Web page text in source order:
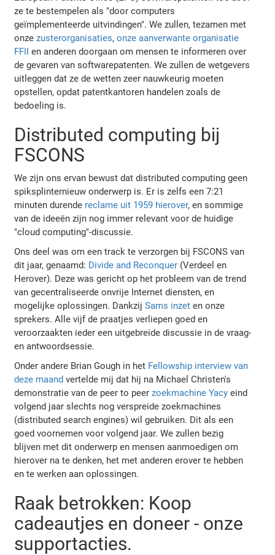
ze te bestempelen als "door computers
geïmplementeerde uitvindingen". We zullen, tezamen met
onzezusterorganisaties,onze aanverwante organisatie
FFII en anderen doorgaan om mensen te informeren over
de gevaren van softwarepatenten. We zullen de wetgevers
uitleggen dat ze de wetten zeer nauwkeurig moeten
opstellen, opdat patentkantoren handelen zoals de
bedoeling is.
Distributed computing bij
FSCONS
We zijn ons ervan bewust dat distributed computing geen
spiksplinternieuw onderwerp is. Er is zelfs een 7:21
minuten durende reclame uit 1959 hierover, en sommige
van de ideeën zijn nog immer relevant voor de huidige
"cloud computing"-discussie.
Ons deel was om een track te verzorgen bij FSCONS van
dit jaar, genaamd: Divide and Reconquer (Verdeel en
Herover). Deze was gericht op het probleem van de trend
van gecentraliseerde onvrije Internet diensten, en
mogelijke oplossingen. DankzijSams inzet en onze
sprekers. Alle vijf de praatjes verliepen goed en
veroorzaakten ieder een uitgebreide discussie in de vraag-
en antwoordsessie.
Onder andere Brian Gough in het Fellowship interview van
deze maand vertelde mij dat hij na Michael Christen's
demonstratie van de peer to peerzoekmachine Yacy eind
volgend jaar slechts nog verspreide zoekmachines
(distributed search engines) wil gebruiken. Dit als een
goed voornemen voor volgend jaar. We zullen bezig
blijven met dit onderwerp en mensen aanmoedigen om
hierover na te denken, het met anderen erover te hebben
en te werken aan oplossingen.
Raak betrokken: Koop
cadeautjes en doneer - onze
supportacties.